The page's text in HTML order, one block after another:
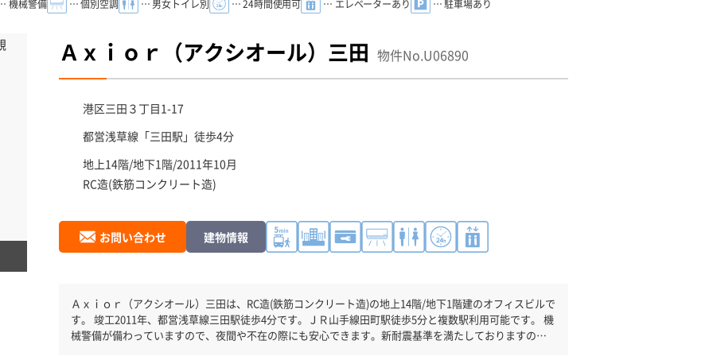
機械警備 … 個別空調 … 男女トイレ別 … 24時間使用可 … エレベーターあり … 駐車場あり
Ａｘｉｏｒ（アクシオール）三田 物件No.U06890
港区三田３丁目1-17
都営浅草線「三田駅 」徒歩4分
地上14階/地下1階/2011年10月
RC造(鉄筋コンクリート造)
お問い合わせ 建物情報
Ａｘｉｏｒ（アクシオール）三田は、RC造(鉄筋コンクリート造)の地上14階/地下1階建のオフィスビルで
す。 竣工2011年、都営浅草線三田駅徒歩4分です。ＪＲ山手線田町駅徒歩5分と複数駅利用可能です。 機
械警備が備わっていますので、夜間や不在の際にも安心できます。新耐震基準を満たしておりますの